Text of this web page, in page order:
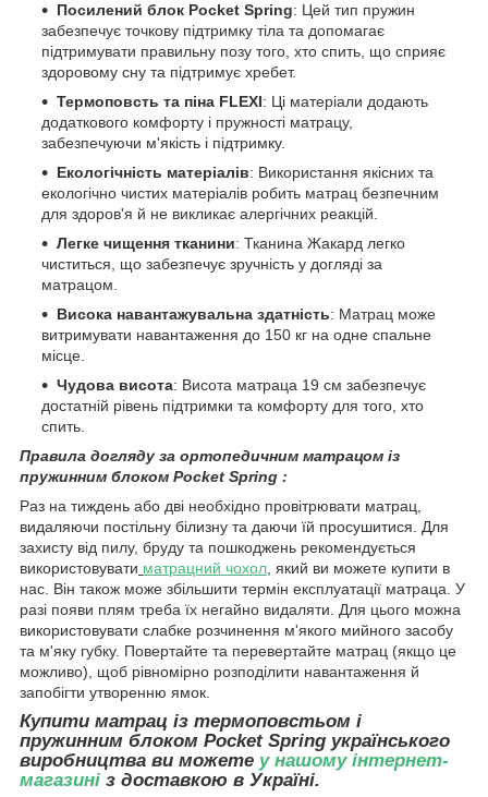
Посилений блок Pocket Spring: Цей тип пружин
забезпечує точкову підтримку тіла та допомагає
підтримувати правильну позу того, хто спить, що сприяє
здоровому сну та підтримує хребет.
Термоповсть та піна FLEXI: Ці матеріали додають
додаткового комфорту і пружності матрацу,
забезпечуючи м'якість і підтримку.
Екологічність матеріалів: Використання якісних та
екологічно чистих матеріалів робить матрац безпечним
для здоров'я й не викликає алергічних реакцій.
Легке чищення тканини: Тканина Жакард легко
чиститься, що забезпечує зручність у догляді за
матрацом.
Висока навантажувальна здатність: Матрац може
витримувати навантаження до 150 кг на одне спальне
місце.
Чудова висота: Висота матраца 19 см забезпечує
достатній рівень підтримки та комфорту для того, хто
спить.
Правила догляду за ортопедичним матрацом із
пружинним блоком Pocket Spring :
Раз на тиждень або дві необхідно провітрювати матрац,
видаляючи постільну білизну та даючи їй просушитися. Для
захисту від пилу, бруду та пошкоджень рекомендується
використовувати матрацний чохол, який ви можете купити в
нас. Він також може збільшити термін експлуатації матраца. У
разі появи плям треба їх негайно видаляти. Для цього можна
використовувати слабке розчинення м'якого мийного засобу
та м'яку губку. Повертайте та перевертайте матрац (якщо це
можливо), щоб рівномірно розподілити навантаження й
запобігти утворенню ямок.
Купити матрац із термоповстьом і
пружинним блоком Pocket Spring українського
виробництва ви можете у нашому інтернет-
магазині з доставкою в Україні.